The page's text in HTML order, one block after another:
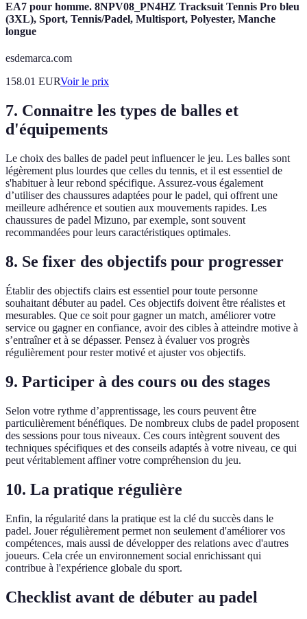
EA7 pour homme. 8NPV08_PN4HZ Tracksuit Tennis Pro bleu
(3XL), Sport, Tennis/Padel, Multisport, Polyester, Manche
longue
esdemarca.com
158.01 EURVoir le prix
7. Connaitre les types de balles et
d'équipements
Le choix des balles de padel peut influencer le jeu. Les balles sont
légèrement plus lourdes que celles du tennis, et il est essentiel de
s'habituer à leur rebond spécifique. Assurez-vous également
d’utiliser des chaussures adaptées pour le padel, qui offrent une
meilleure adhérence et soutien aux mouvements rapides. Les
chaussures de padel Mizuno, par exemple, sont souvent
recommandées pour leurs caractéristiques optimales.
8. Se fixer des objectifs pour progresser
Établir des objectifs clairs est essentiel pour toute personne
souhaitant débuter au padel. Ces objectifs doivent être réalistes et
mesurables. Que ce soit pour gagner un match, améliorer votre
service ou gagner en confiance, avoir des cibles à atteindre motive à
s’entraîner et à se dépasser. Pensez à évaluer vos progrès
régulièrement pour rester motivé et ajuster vos objectifs.
9. Participer à des cours ou des stages
Selon votre rythme d’apprentissage, les cours peuvent être
particulièrement bénéfiques. De nombreux clubs de padel proposent
des sessions pour tous niveaux. Ces cours intègrent souvent des
techniques spécifiques et des conseils adaptés à votre niveau, ce qui
peut véritablement affiner votre compréhension du jeu.
10. La pratique régulière
Enfin, la régularité dans la pratique est la clé du succès dans le
padel. Jouer régulièrement permet non seulement d'améliorer vos
compétences, mais aussi de développer des relations avec d'autres
joueurs. Cela crée un environnement social enrichissant qui
contribue à l'expérience globale du sport.
Checklist avant de débuter au padel